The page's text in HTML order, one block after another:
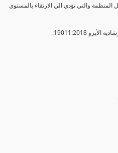
والتي تؤدي الي الارتقاء بالمستوي
19011:2018.